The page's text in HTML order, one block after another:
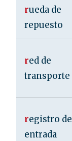
rueda de
repuesto
red de
transporte
registro de
entrada